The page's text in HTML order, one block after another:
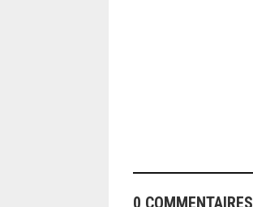
0 COMMENTAIRES